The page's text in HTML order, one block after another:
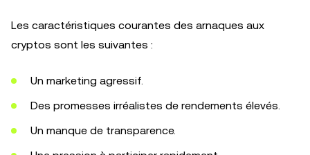
Les caractéristiques courantes des arnaques aux
cryptos sont les suivantes :
Un marketing agressif.
Des promesses irréalistes de rendements élevés.
Un manque de transparence.